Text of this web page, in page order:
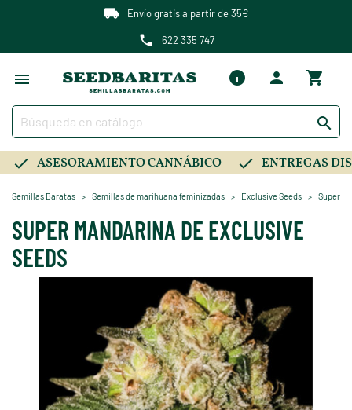
Envío gratis a partir de 35€
622 335 747

ASESORAMIENTO CANNÁBICO ENTREGAS
Semillas Baratas Semillas de marihuana feminizadas Exclusive Seeds Super
SUPER MANDARINA DE EXCLUSIVE
SEEDS